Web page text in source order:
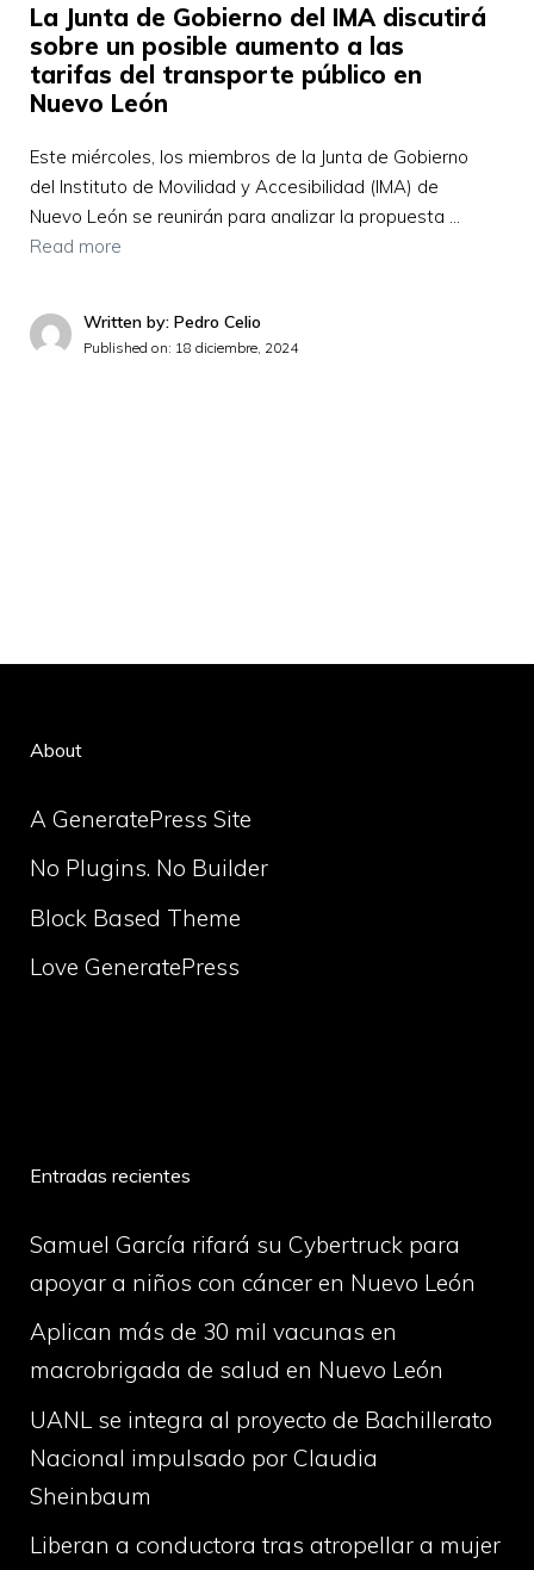
La Junta de Gobierno del IMA discutirá
sobre un posible aumento a las
tarifas del transporte público en
Nuevo León
Este miércoles, los miembros de la Junta de Gobierno
del Instituto de Movilidad y Accesibilidad (IMA) de
Nuevo León se reunirán para analizar la propuesta …
Read more
Written by: Pedro Celio
Published on: 18 diciembre, 2024
About
A GeneratePress Site
No Plugins. No Builder
Block Based Theme
Love GeneratePress
Entradas recientes
Samuel García rifará su Cybertruck para
apoyar a niños con cáncer en Nuevo León
Aplican más de 30 mil vacunas en
macrobrigada de salud en Nuevo León
UANL se integra al proyecto de Bachillerato
Nacional impulsado por Claudia
Sheinbaum
Liberan a conductora tras atropellar a mujer